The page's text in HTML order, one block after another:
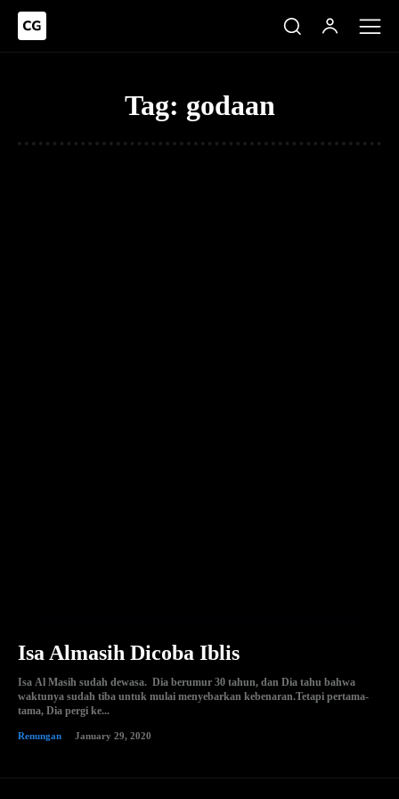
Tag: godaan
Isa Almasih Dicoba Iblis
Isa Al Masih sudah dewasa. Dia berumur 30 tahun, dan Dia tahu bahwa
waktunya sudah tiba untuk mulai menyebarkan kebenaran.Tetapi pertama-
tama, Dia pergi ke...
Renungan January 29, 2020